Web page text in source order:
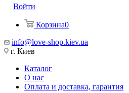
Войти
Корзина0
info@love-shop.kiev.ua
г. Киев
Каталог
О нас
Оплата и доставка, гарантия